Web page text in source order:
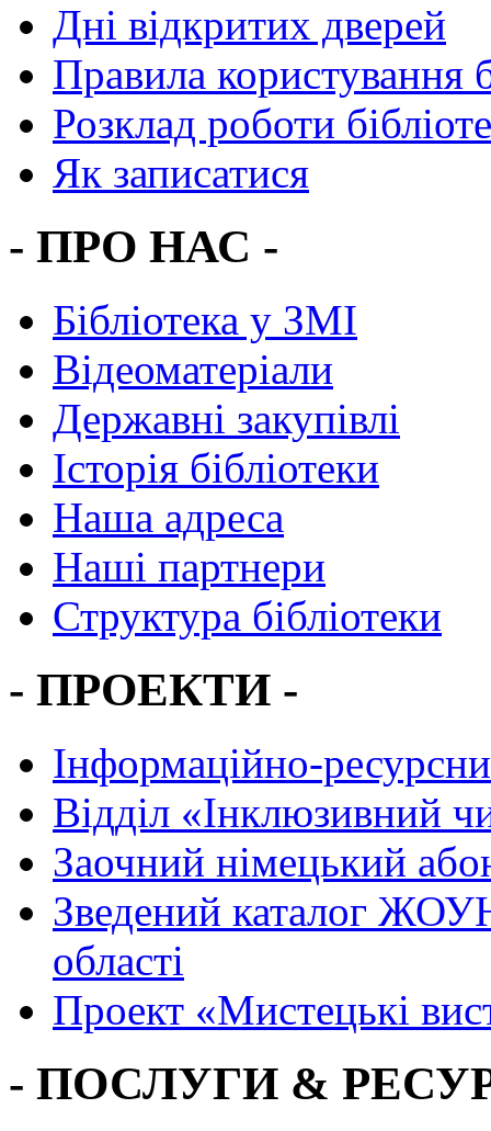
Дні відкритих дверей
Правила користування
Розклад роботи
Як записатися
- ПРО НАС -
Бібліотека у ЗМІ
Відеоматеріали
Державні закупівлі
Історія бібліотеки
Наша адреса
Наші партнери
Структура бібліотеки
- ПРОЕКТИ -
Інформаційно-
Вiддiл «Інклюзивний
Заочний німецький
Зведений каталог
області
Проект «Мистецькі
- ПОСЛУГИ &